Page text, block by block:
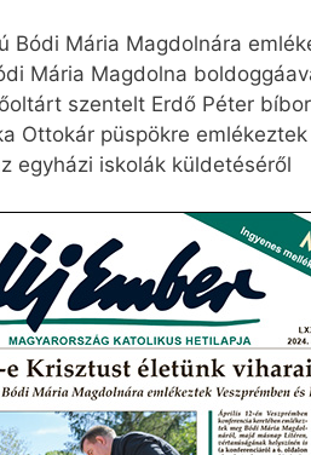
Bódi Mária Magdolnára
Mária Magdolna
szentelt Erdő Péter
Ottokár püspökre
egyházi iskolák küldetéséről